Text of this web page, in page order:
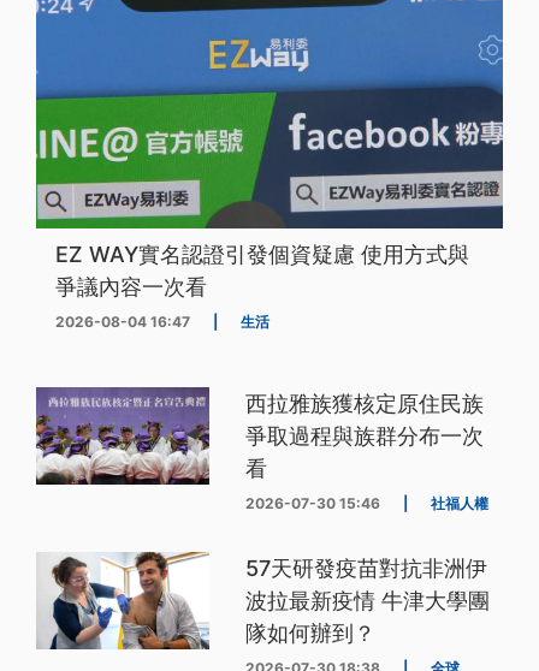
EZ WAY實名認證引發個資疑慮 使用方式與
爭議內容一次看
2026-08-04 16:47 生活
西拉雅族獲核定原住民族
爭取過程與族群分布一次
看
2026-07-30 15:46 社福人權
57天研發疫苗對抗非洲伊
波拉最新疫情 牛津大學團
隊如何辦到？